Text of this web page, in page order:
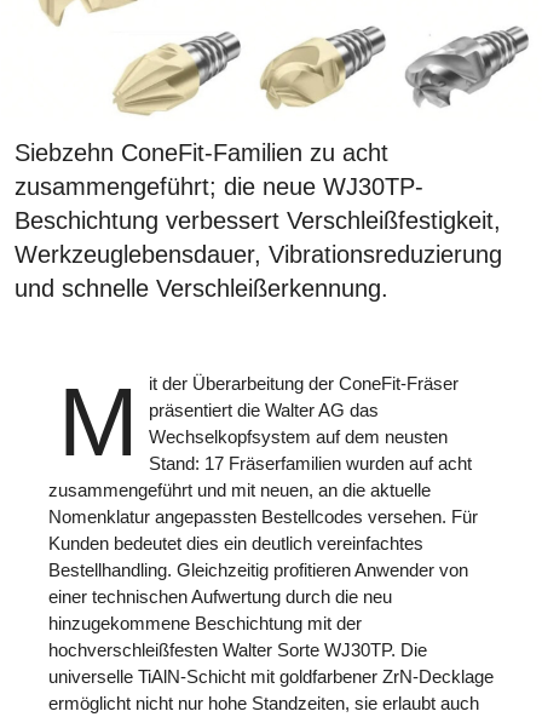
Siebzehn ConeFit-Familien zu acht
zusammengeführt; die neue WJ30TP-
Beschichtung verbessert Verschleißfestigkeit,
Werkzeuglebensdauer, Vibrationsreduzierung
und schnelle Verschleißerkennung.
M
it der Überarbeitung der ConeFit-Fräser
präsentiert die Walter AG das
Wechselkopfsystem auf dem neusten
Stand: 17 Fräserfamilien wurden auf acht
zusammengeführt und mit neuen, an die aktuelle
Nomenklatur angepassten Bestellcodes versehen. Für
Kunden bedeutet dies ein deutlich vereinfachtes
Bestellhandling. Gleichzeitig profitieren Anwender von
einer technischen Aufwertung durch die neu
hinzugekommene Beschichtung mit der
hochverschleißfesten Walter Sorte WJ30TP. Die
universelle TiAlN-Schicht mit goldfarbener ZrN-Decklage
ermöglicht nicht nur hohe Standzeiten, sie erlaubt auch